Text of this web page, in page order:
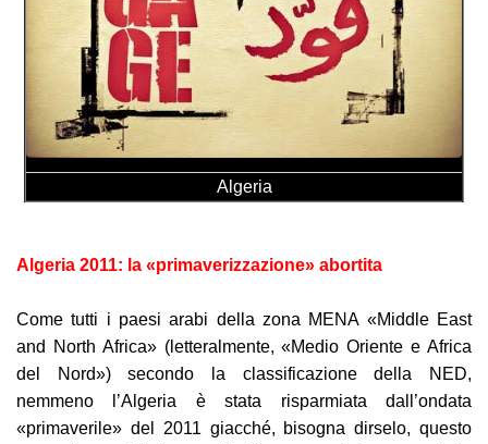
Algeria
Algeria 2011: la «primaverizzazione» abortita
Come tutti i paesi arabi della zona MENA «Middle East
and North Africa» (letteralmente, «Medio Oriente e Africa
del Nord») secondo la classificazione della NED,
nemmeno l’Algeria è stata risparmiata dall’ondata
«primaverile» del 2011 giacché, bisogna dirselo, questo